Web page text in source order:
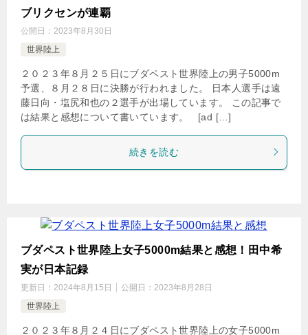
ブリクセンが連覇
公開日： 2023年8月30日
世界陸上
２０２３年８月２５日にブダペスト世界陸上の男子5000m
予選、８月２８日に決勝が行われました。 日本人選手は遠
藤日向・塩尻和也の２選手が出場しています。 この記事で
は結果と感想について書いています。 [ad […]
続きを読む
ブダペスト世界陸上女子5000m結果と感想！田中希
実が日本記録
更新日： 2024年8月15日 公開日： 2023年8月28日
世界陸上
２０２３年８月２４日にブダペスト世界陸上の女子5000m